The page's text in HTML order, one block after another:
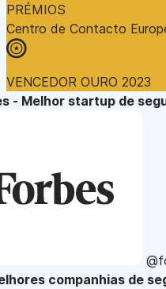
PRÉMIOS
Centro de Contacto
VENCEDOR OURO 2023
- Melhor startup de
companhias de